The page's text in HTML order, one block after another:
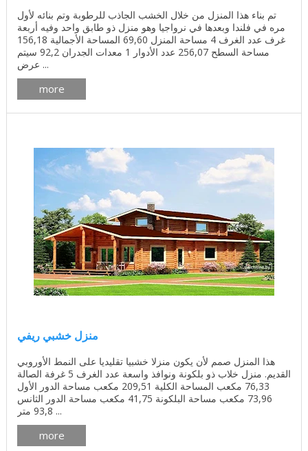
تم بناء هذا المنزل من خلال الخشب الجاذب للرطوبة وتم بنائه لأول
مره في فلندا وبعدها في نرواجيا وهو منزل ذو طابق واحد وفيه أربعة
غرف عدد الغرف 4 مساحة المنزل 69,60 المساحة الأجمالية 156,18
مساحة السطح 256,07 عدد الأدوار 1 معدات الجدران 92,2 سيتم
عرض ...
more
منزل خشبي ريفي
هذا المنزل صمم لأن يكون منزلا خشبيا تقليديا على النمط الأوروبي
القديم. منزل خلاب ذو بلكونة ونوافذ واسعة عدد الغرف 5 غرفة الصالة
76,33 مكعب المساحة الكلية 209,51 مكعب مساحة الدور الأول
73,96 مكعب مساحة البلكونة 41,75 مكعب مساحة الدور الثانس
93,8 متر ...
more